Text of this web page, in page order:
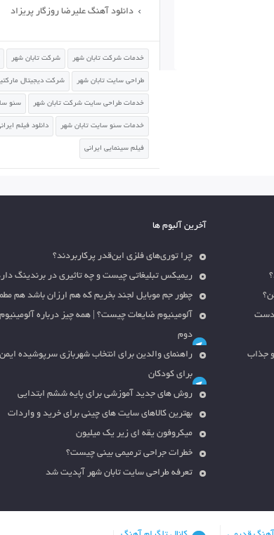
دانلود آهنگ علیرضا روزگار پریزاد
خدمات شرکت تابان شهر شرکت تابان شهر
طراحی سایت تابان شهر شرکت دیجیتال
خدمات طراحی سایت شرکت تابان شهر سئو
خدمات سئو سایت تابان شهر دانلود فیلم
فیلم سینمایی ایرانی
دست
و جذاب
آخرین آلبوم ها
چرا توری‌های فلزی این‌قدر پرکاربردند؟
ریمیکس تبلیغاتی چیست و چه تاثیری در برندینگ
چطور جم موبایل لجند بخریم که هم ارزان باشد هم
آلومینیوم ضایعات چیست؟ | همه چیز درباره
دوم
راهنمای والدین برای انتخاب شهربازی سرپوشیده
برای کودکان
روش های جدید آموزشی برای پایه ششم ابتدایی
بهترین کالاهای سایت های چینی برای خرید و واردات
میکروفون یقه ای زیر یک میلیون
خطرات جراحی ترمیمی بینی چیست؟
تعرفه طراحی سایت تابان شهر آپدیت شد